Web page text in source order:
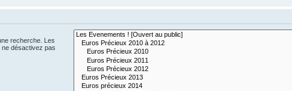
recherche. Les
désactivez pas